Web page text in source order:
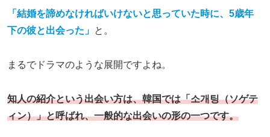
「結婚を諦めなければいけないと思っていた時に、5歳年
下の彼と出会った」 と。
まるでドラマのような展開ですよね。
知人の紹介という出会い方は、韓国では「소개팅（ソゲテ
ィン）」と呼ばれ、一般的な出会いの形の一つです。